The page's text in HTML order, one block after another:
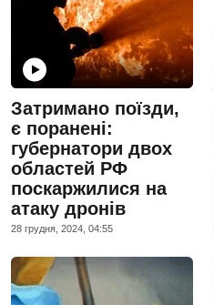
Затримано поїзди,
є поранені:
губернатори двох
областей РФ
поскаржилися на
атаку дронів
28 грудня, 2024, 04:55